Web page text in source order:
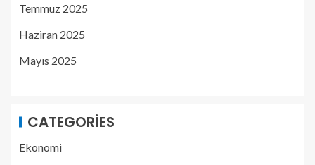
Temmuz 2025
Haziran 2025
Mayıs 2025
CATEGORIES
Ekonomi